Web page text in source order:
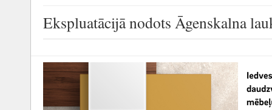
Ekspluatācijā nodots Āgenskalna